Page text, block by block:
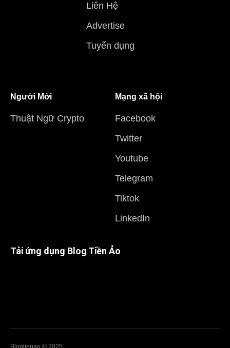
Liên Hệ
Advertise
Tuyển dụng
Người Mới
Thuật Ngữ Crypto
Mạng xã hội
Facebook
Twitter
Youtube
Telegram
Tiktok
LinkedIn
Tải ứng dụng Blog Tiền Ảo